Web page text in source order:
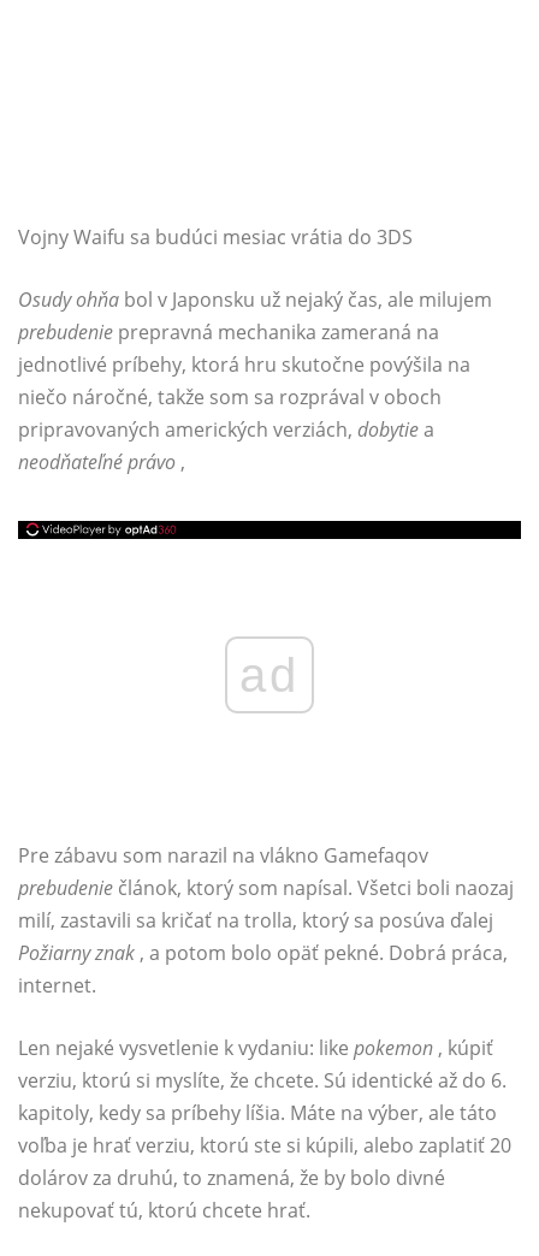
Vojny Waifu sa budúci mesiac vrátia do 3DS
Osudy ohňa bol v Japonsku už nejaký čas, ale milujem
prebudenie prepravná mechanika zameraná na
jednotlivé príbehy, ktorá hru skutočne povýšila na
niečo náročné, takže som sa rozprával v oboch
pripravovaných amerických verziách, dobytiea
neodňateľné právo ,
ad
Pre zábavu som narazil na vlákno Gamefaqov
prebudenie článok, ktorý som napísal. Všetci boli naozaj
milí, zastavili sa kričať na trolla, ktorý sa posúva ďalej
Požiarny znak , a potom bolo opäť pekné. Dobrá práca,
internet.
Len nejaké vysvetlenie k vydaniu: like pokemon , kúpiť
verziu, ktorú si myslíte, že chcete. Sú identické až do 6.
kapitoly, kedy sa príbehy líšia. Máte na výber, ale táto
voľba je hrať verziu, ktorú ste si kúpili, alebo zaplatiť 20
dolárov za druhú, to znamená, že by bolo divné
nekupovať tú, ktorú chcete hrať.